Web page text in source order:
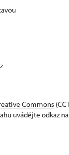
Commons
uvádějte odkaz